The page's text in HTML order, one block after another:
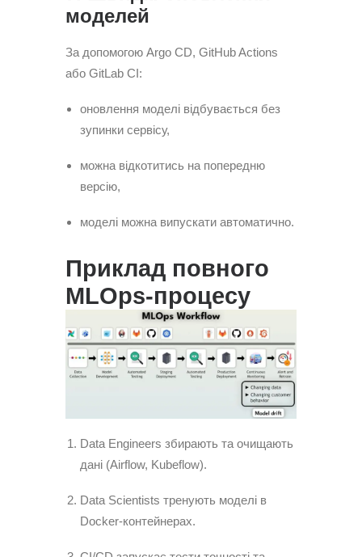
моделей
За допомогою Argo CD, GitHub Actions
або GitLab CI:
оновлення моделі відбувається без
зупинки сервісу,
можна відкотитись на попередню
версію,
моделі можна випускати автоматично.
Приклад повного
MLOps-процесу
Data Engineers збирають та очищають
дані (Airflow, Kubeflow).
Data Scientists тренують моделі в
Docker-контейнерах.